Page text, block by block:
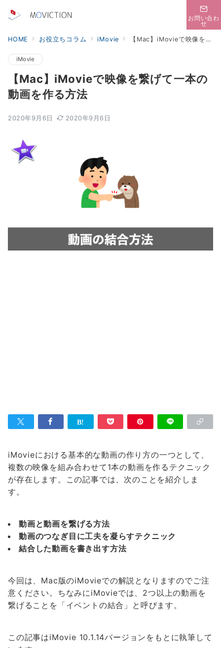
お問い合わ
せ
HOME お役立ちコラム iMovie 【Mac】iMovieで映像を繋げて一本の動画を作る方法
iMovie
【Mac】iMovieで映像を繋げて一本の
動画を作る方法
2020年9月6日 2020年9月6日
iMovieにおける基本的な動画の作り方の一つとして、
複数の映像を組み合わせて1本の動画を作るテクニック
が存在します。この記事では、次のことを紹介しま
す。
動画と動画を繋げる方法
動画のつなぎ目に工夫を凝らすテクニック
結合した動画を書き出す方法
今回は、Mac版のiMovieでの解説となりますのでご注
意ください。ちなみにiMovieでは、2つ以上の動画を
繋げることを「イベントの結合」と呼びます。
この記事はiMovie 10.1.14バージョンをもとに執筆して